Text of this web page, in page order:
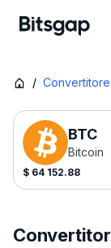
/ Convertitore
BTC
Bitcoin
$ 64 152.88